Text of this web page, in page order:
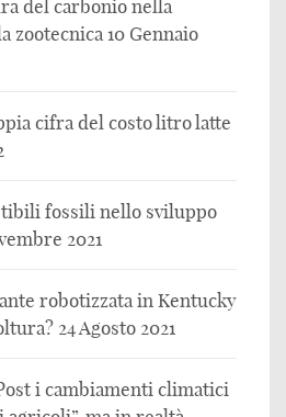
del carbonio nella
zootecnica 10 Gennaio
cifra del costo litro latte
fossili nello sviluppo
2021
robotizzata in Kentucky
24 Agosto 2021
i cambiamenti climatici